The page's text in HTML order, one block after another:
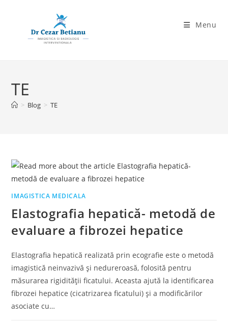
Menu
TE
> Blog > TE
IMAGISTICA MEDICALA
Elastografia hepatică- metodă de
evaluare a fibrozei hepatice
Elastografia hepatică realizată prin ecografie este o metodă
imagistică neinvazivă și nedureroasă, folosită pentru
măsurarea rigidității ficatului. Aceasta ajută la identificarea
fibrozei hepatice (cicatrizarea ficatului) și a modificărilor
asociate cu…